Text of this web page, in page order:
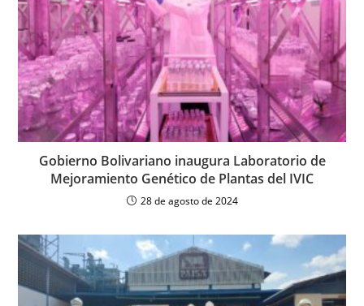
Gobierno Bolivariano inaugura Laboratorio de
Mejoramiento Genético de Plantas del IVIC
28 de agosto de 2024